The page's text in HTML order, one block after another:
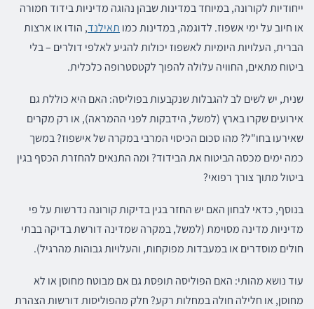
ייחודיות לקורונה, במיוחד במדינות שבהן נהוגה מדיניות בידוד חמורה
או חיוב על ימי אשפוז. לדוגמה, במדינות כמו תאילנד, הודו או ארצות
הברית, העלויות היומיות לאשפוז יכולות להגיע לאלפי דולרים – בלי
ביטוח מתאים, החוויה עלולה להפוך לקטסטרופה כלכלית.
שנית, יש לשים לב להגבלות שנקבעות בפוליסה: האם היא כוללת גם
אירועים שקרו בארץ (למשל, הידבקות לפני ההמראה), או רק מקרים
שאירעו בחו"ל? מהו סכום הכיסוי המרבי במקרה של אישפוז? במשך
כמה ימים מכסה הביטוח את הבידוד? ומה התנאים להחזרת הכסף בגין
ביטול מתוך צורך רפואי?
בנוסף, כדאי לבחון האם יש החזר בגין בדיקות קורונה נדרשות על פי
מדיניות מדינה מסוימת (למשל, במקרה שמדינה דורשת בדיקה בבתי
חולים מוסדרים או במעבדות מפוקחות, והעלויות גבוהות מהרגיל).
עוד נושא מהותי: האם הפוליסה תופסת גם אם מבוטח מחוסן או לא
מחוסן, או חלילה חולה במחלות רקע? חלק מהפוליסות דורשות הצהרת